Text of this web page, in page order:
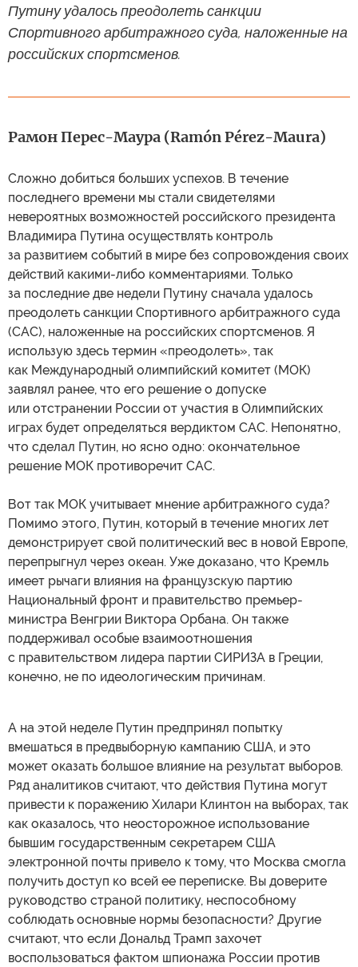
Путину удалось преодолеть санкции
Спортивного арбитражного суда, наложенные на
российских спортсменов.
Рамон Перес-Маура (Ramón Pérez-Maura)
Сложно добиться больших успехов. В течение
последнего времени мы стали свидетелями
невероятных возможностей российского президента
Владимира Путина осуществлять контроль
за развитием событий в мире без сопровождения своих
действий какими-либо комментариями. Только
за последние две недели Путину сначала удалось
преодолеть санкции Спортивного арбитражного суда
(САС), наложенные на российских спортсменов. Я
использую здесь термин «преодолеть», так
как Международный олимпийский комитет (МОК)
заявлял ранее, что его решение о допуске
или отстранении России от участия в Олимпийских
играх будет определяться вердиктом САС. Непонятно,
что сделал Путин, но ясно одно: окончательное
решение МОК противоречит САС.
Вот так МОК учитывает мнение арбитражного суда?
Помимо этого, Путин, который в течение многих лет
демонстрирует свой политический вес в новой Европе,
перепрыгнул через океан. Уже доказано, что Кремль
имеет рычаги влияния на французскую партию
Национальный фронт и правительство премьер-
министра Венгрии Виктора Орбана. Он также
поддерживал особые взаимоотношения
с правительством лидера партии СИРИЗА в Греции,
конечно, не по идеологическим причинам.
А на этой неделе Путин предпринял попытку
вмешаться в предвыборную кампанию США, и это
может оказать большое влияние на результат выборов.
Ряд аналитиков считают, что действия Путина могут
привести к поражению Хилари Клинтон на выборах, так
как оказалось, что неосторожное использование
бывшим государственным секретарем США
электронной почты привело к тому, что Москва смогла
получить доступ ко всей ее переписке. Вы доверите
руководство страной политику, неспособному
соблюдать основные нормы безопасности? Другие
считают, что если Дональд Трамп захочет
воспользоваться фактом шпионажа России против